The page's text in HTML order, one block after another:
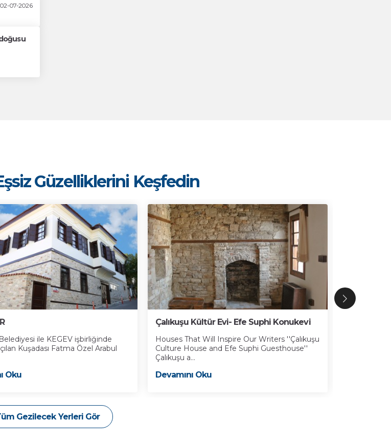
02-07-2026
Güzelliklerini Keşfedin
ile KEGEV işbirliğinde
Kuşadası Fatma Özel Arabul
Oku
Çalıkuşu Kültür Evi- Efe Suphi Konukevi
Houses That Will Inspire Our Writers ''Çalıkuşu
Culture House and Efe Suphi Guesthouse''
Çalıkuşu a...
Devamını Oku
Gezilecek Yerleri Gör